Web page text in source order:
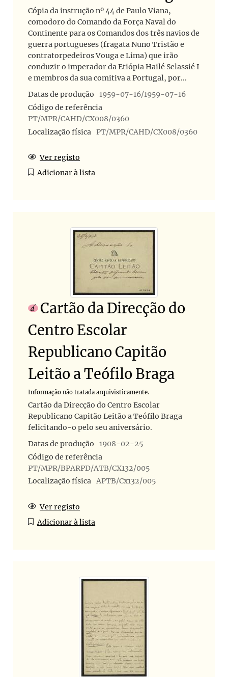
Cópia da instrução nº 44 de Paulo Viana,
comodoro do Comando da Força Naval do
Continente para os Comandos dos três navios de
guerra portugueses (fragata Nuno Tristão e
contratorpedeiros Vouga e Lima) que irão
conduzir o imperador da Etiópia Hailé Selassié I
e membros da sua comitiva a Portugal, por...
Datas de produção
1959-07-16/1959-07-16
Código de referência
PT/MPR/CAHD/CX008/0360
Localização física PT/MPR/CAHD/CX008/0360
Ver registo
Adicionar à lista
Cartão da Direcção do
Centro Escolar
Republicano Capitão
Leitão a Teófilo Braga
Informação não tratada arquivisticamente.
Cartão da Direcção do Centro Escolar
Republicano Capitão Leitão a Teófilo Braga
felicitando-o pelo seu aniversário.
Datas de produção
1908-02-25
Código de referência
PT/MPR/BPARPD/ATB/CX132/005
Localização física APTB/Cx132/005
Ver registo
Adicionar à lista